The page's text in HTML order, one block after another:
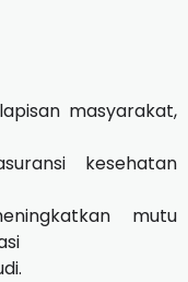
masyarakat,
kesehatan
mutu